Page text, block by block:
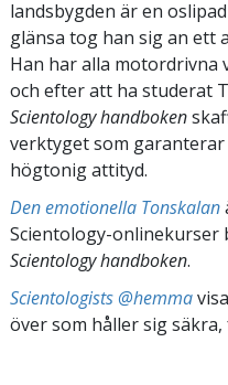
landsbygden är en
glänsa tog han sig an ett
Han har alla
och efter att ha studerat
Scientology handboken
verktyget som
högtonig attityd.
Den emotionella Tonskalan
Scientology-onlinekurser
Scientology handboken.
Scientologists @hemma
över som håller sig